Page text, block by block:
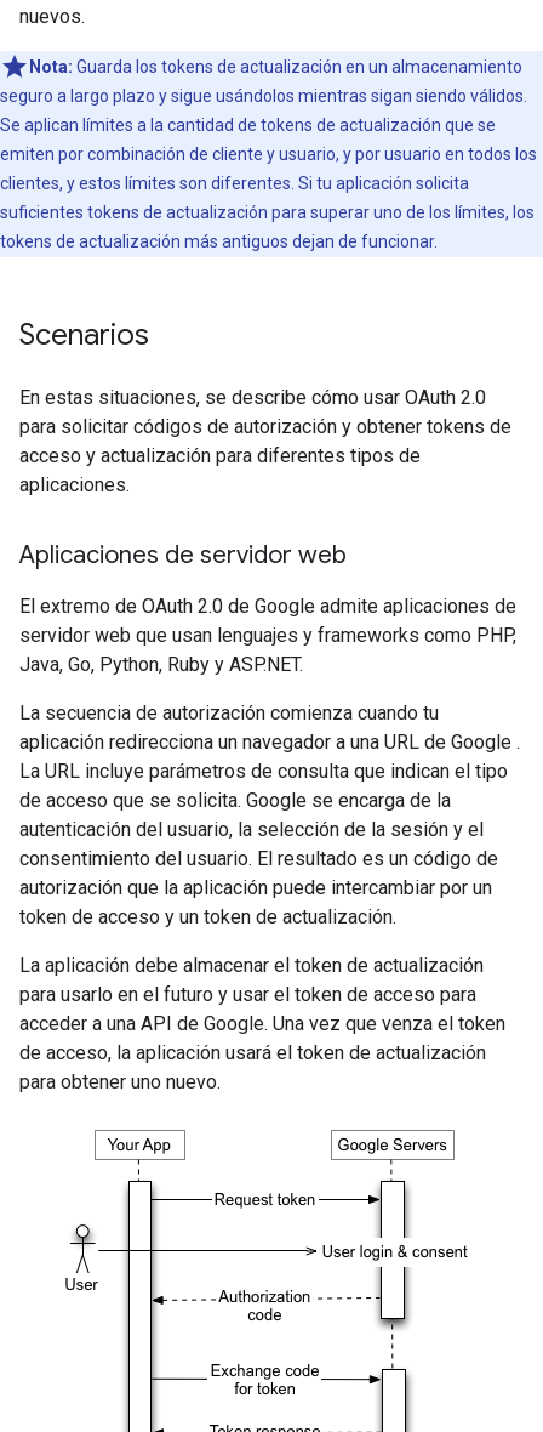
nuevos.
Nota: Guarda los tokens de actualización en un almacenamiento
seguro a largo plazo y sigue usándolos mientras sigan siendo válidos.
Se aplican límites a la cantidad de tokens de actualización que se
emiten por combinación de cliente y usuario, y por usuario en todos los
clientes, y estos límites son diferentes. Si tu aplicación solicita
suficientes tokens de actualización para superar uno de los límites, los
tokens de actualización más antiguos dejan de funcionar.
Scenarios
En estas situaciones, se describe cómo usar OAuth 2.0
para solicitar códigos de autorización y obtener tokens de
acceso y actualización para diferentes tipos de
aplicaciones.
Aplicaciones de servidor web
El extremo de OAuth 2.0 de Google admite aplicaciones de
servidor web que usan lenguajes y frameworks como PHP,
Java, Go, Python, Ruby y ASP.NET.
La secuencia de autorización comienza cuando tu
aplicación redirecciona un navegador a una URL de Google .
La URL incluye parámetros de consulta que indican el tipo
de acceso que se solicita. Google se encarga de la
autenticación del usuario, la selección de la sesión y el
consentimiento del usuario. El resultado es un código de
autorización que la aplicación puede intercambiar por un
token de acceso y un token de actualización.
La aplicación debe almacenar el token de actualización
para usarlo en el futuro y usar el token de acceso para
acceder a una API de Google. Una vez que venza el token
de acceso, la aplicación usará el token de actualización
para obtener uno nuevo.